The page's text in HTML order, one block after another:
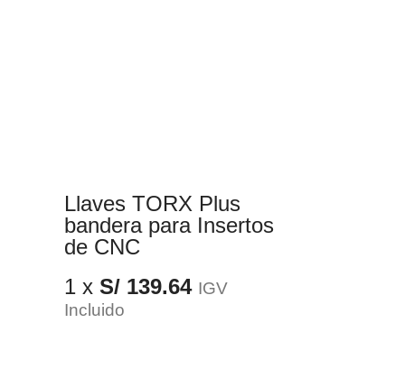
Llaves TORX Plus
bandera para Insertos
de CNC
1 x S/ 139.64 IGV
Incluido